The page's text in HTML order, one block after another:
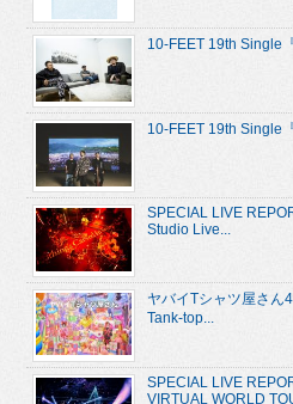
10-FEET 19th Single
10-FEET 19th Single
SPECIAL LIVE
Studio Live...
ヤバイTシャツ屋さん
Tank-top...
SPECIAL LIVE
VIRTUAL WORLD